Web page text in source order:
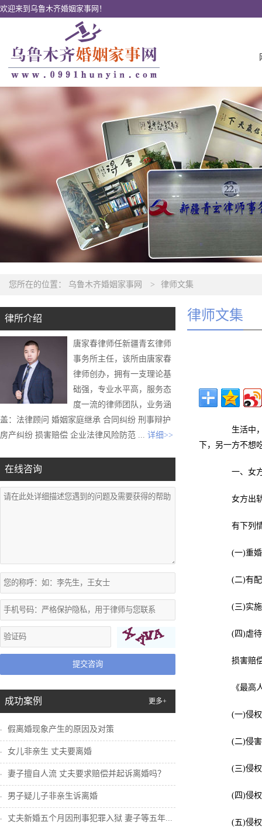
欢迎来到乌鲁木齐婚姻家事网！
您所在的位置： 乌鲁木齐婚姻家事网 > 律师文集
律所介绍
唐家春律师任新疆青玄律师
事务所主任，该所由唐家春
律师创办，拥有一支理论基
础强，专业水平高，服务态
度一流的律师团队，业务涵
盖：法律顾问 婚姻家庭继承 合同纠纷 刑事辩护
房产纠纷 损害赔偿 企业法律风险防范 ... 详细>>
在线咨询
提交咨询
成功案例 更多+
假离婚现象产生的原因及对策
女儿非亲生 丈夫要离婚
妻子擅自人流 丈夫要求赔偿并起诉离婚吗？
男子疑儿子非亲生诉离婚
丈夫新婚五个月因刑事犯罪入狱 妻子等五年...
律师文集
生活中，
下，另一方不想
一、女方
女方出轨
有下列情
(一)重婚
(二)有配
(三)实施
(四)虐待
损害赔偿
《最高人
(一)侵权
(二)侵害
(三)侵权
(四)侵权
(五)侵权